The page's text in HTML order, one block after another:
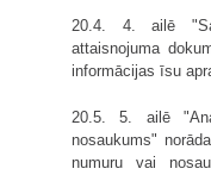
20.4. 4. ailē
attaisnojuma
informācijas īsu
20.5. 5. ailē
nosaukums"
numuru vai